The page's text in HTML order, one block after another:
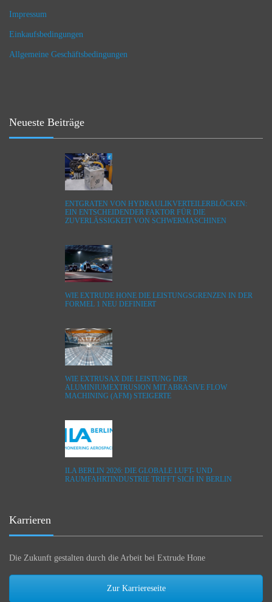
Impressum
Einkaufsbedingungen
Allgemeine Geschäftsbedingungen
Neueste Beiträge
ENTGRATEN VON HYDRAULIKVERTEILERBLÖCKEN:
EIN ENTSCHEIDENDER FAKTOR FÜR DIE
ZUVERLÄSSIGKEIT VON SCHWERMASCHINEN
WIE EXTRUDE HONE DIE LEISTUNGSGRENZEN IN DER
FORMEL 1 NEU DEFINIERT
WIE EXTRUSAX DIE LEISTUNG DER
ALUMINIUMEXTRUSION MIT ABRASIVE FLOW
MACHINING (AFM) STEIGERTE
ILA BERLIN 2026: DIE GLOBALE LUFT- UND
RAUMFAHRTINDUSTRIE TRIFFT SICH IN BERLIN
Karrieren
Die Zukunft gestalten durch die Arbeit bei Extrude Hone
Zur Karriereseite